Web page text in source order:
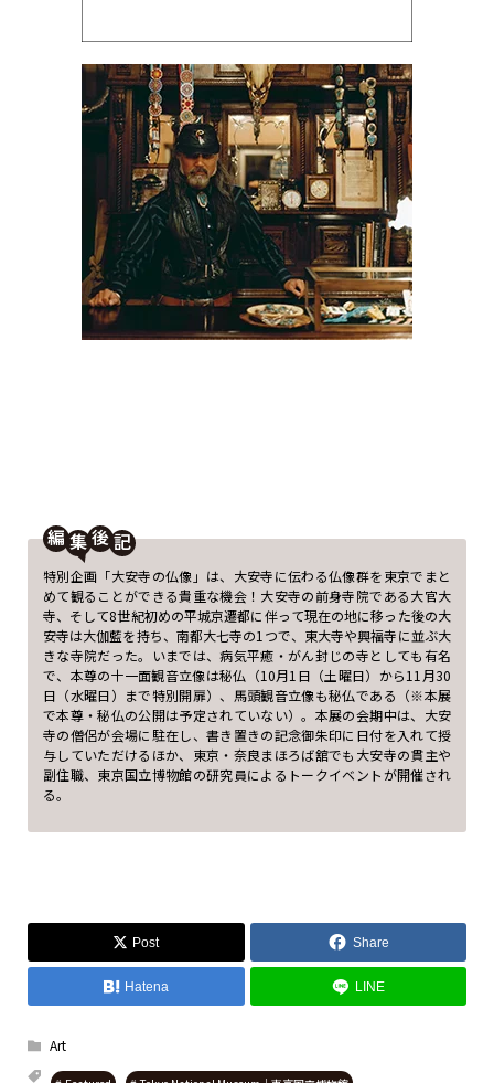
編
後
特別企画「大安寺の仏像」は、大安寺に伝わる仏像群を東京でまと
めて観ることができる貴重な機会！大安寺の前身寺院である大官大
寺、そして8世紀初めの平城京遷都に伴って現在の地に移った後の大
安寺は大伽藍を持ち、南都大七寺の1つで、東大寺や興福寺に並ぶ大
きな寺院だった。いまでは、病気平癒・がん封じの寺としても有名
で、本尊の十一面観音立像は秘仏（10月1日（土曜日）から11月30
日（水曜日）まで特別開扉）、馬頭観音立像も秘仏である（※本展
で本尊・秘仏の公開は予定されていない）。本展の会期中は、大安
寺の僧侶が会場に駐在し、書き置きの記念御朱印に日付を入れて授
与していただけるほか、東京・奈良まほろば舘でも大安寺の貫主や
副住職、東京国立博物館の研究員によるトークイベントが開催され
る。
Post Share
Hatena LINE
Art